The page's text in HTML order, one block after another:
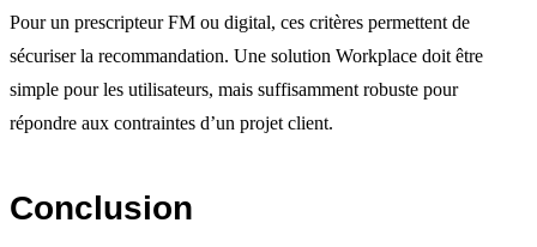
Pour un prescripteur FM ou digital, ces critères permettent de
sécuriser la recommandation. Une solution Workplace doit être
simple pour les utilisateurs, mais suffisamment robuste pour
répondre aux contraintes d’un projet client.
Conclusion